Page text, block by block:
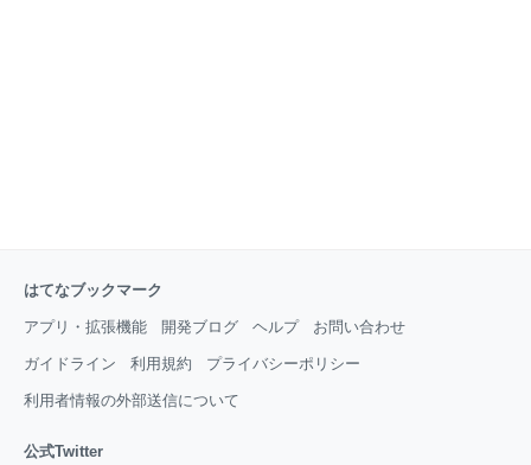
はてなブックマーク
アプリ・拡張機能 開発ブログ ヘルプ お問い合わせ
ガイドライン 利用規約 プライバシーポリシー
利用者情報の外部送信について
公式Twitter